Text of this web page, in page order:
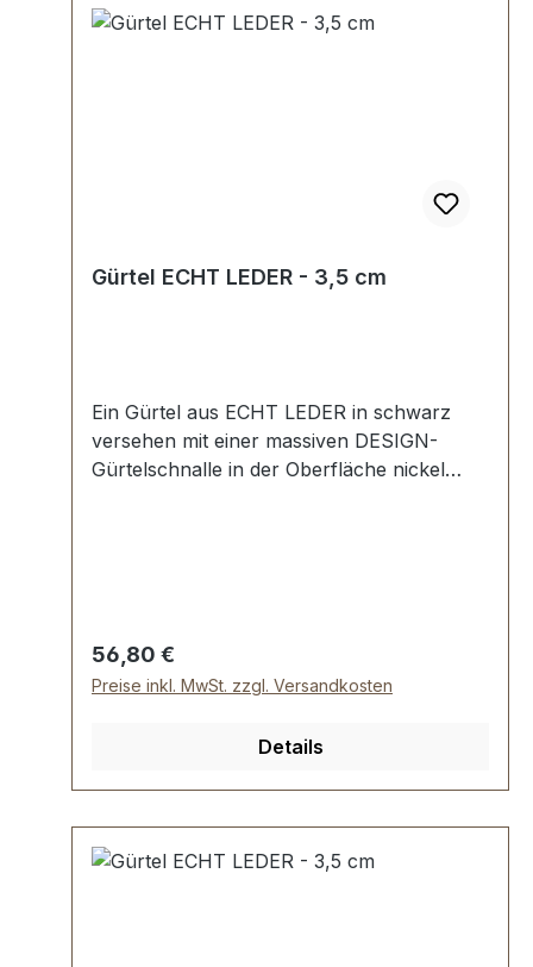
Gürtel ECHT LEDER - 3,5 cm
Ein Gürtel aus ECHT LEDER in schwarz
versehen mit einer massiven DESIGN-
Gürtelschnalle in der Oberfläche nickel
Regulärer Preis:
56,80 €
Preise inkl. MwSt. zzgl. Versandkosten
Details